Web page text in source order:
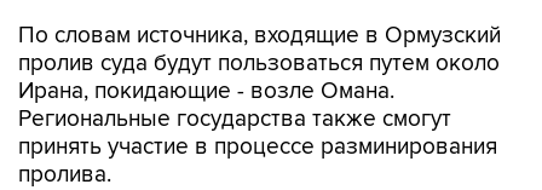
По словам источника, входящие в Ормузский
пролив суда будут пользоваться путем около
Ирана, покидающие - возле Омана.
Региональные государства также смогут
принять участие в процессе разминирования
пролива.